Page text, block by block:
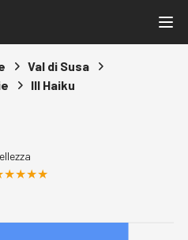
Val di Susa
III Haiku